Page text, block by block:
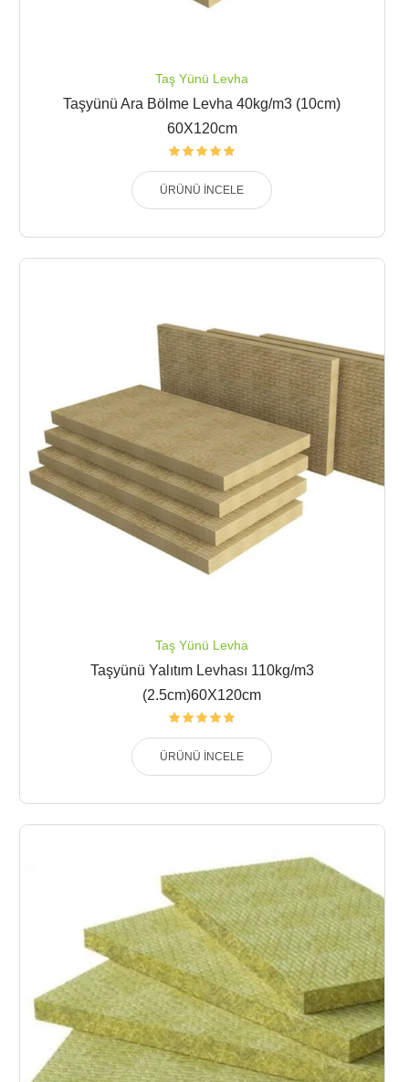
Taş Yünü Levha
Taşyünü Ara Bölme Levha 40kg/m3 (10cm)
60X120cm
ÜRÜNÜ İNCELE
Taş Yünü Levha
Taşyünü Yalıtım Levhası 110kg/m3
(2.5cm)60X120cm
ÜRÜNÜ İNCELE